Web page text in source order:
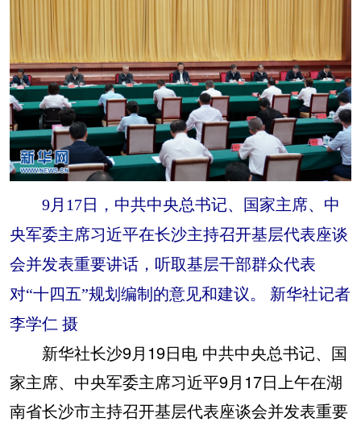
9月17日，中共中央总书记、国家主席、中
央军委主席习近平在长沙主持召开基层代表座谈
会并发表重要讲话，听取基层干部群众代表
对“十四五”规划编制的意见和建议。 新华社记者
李学仁 摄
新华社长沙9月19日电 中共中央总书记、国
家主席、中央军委主席习近平9月17日上午在湖
南省长沙市主持召开基层代表座谈会并发表重要